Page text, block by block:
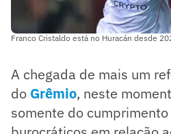
Franco Cristaldo está no Huracán desde
A chegada de mais um
do Grêmio, neste
somente do